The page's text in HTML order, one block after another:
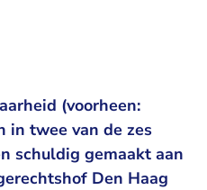
(voorheen:
in twee van de zes
schuldig gemaakt aan
Den Haag